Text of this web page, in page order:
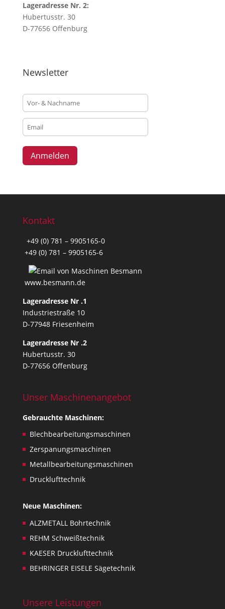
i
e
l
s
e
c
i
a
l
l
r
a
e
d
o
r
t
e
c
n
i
c
i
s
u
e
s
o
l
Lageradresse Nr. 2:
Hubertusstr. 30
D-77656 Offenburg
Newsletter
Kontakt
+49 (0) 781 – 9905165-0
+49 (0) 781 – 9905165-6
www.besmann.de
Lageradresse Nr .1
Industriestraße 10
D-77948 Friesenheim
Lageradresse Nr .2
Hubertusstr. 30
D-77656 Offenburg
Unser Maschinenangebot
Gebrauchte Maschinen:
Blechbearbeitungsmaschinen
Zerspanungsmaschinen
Metallbearbeitungsmaschinen
Drucklufttechnik
Neue Maschinen:
ALZMETALL Bohrtechnik
REHM Schweißtechnik
KAESER Drucklufttechnik
BEHRINGER EISELE Sägetechnik
Unsere Leistungen